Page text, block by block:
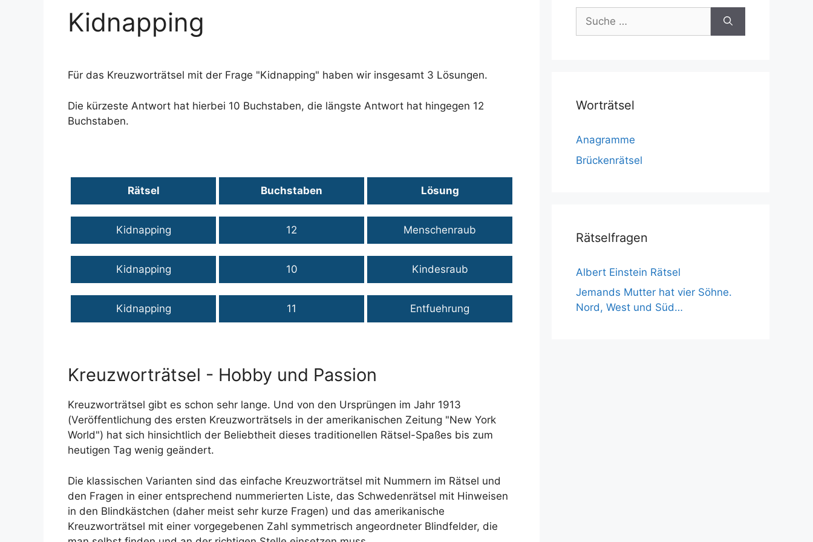
Kidnapping
Für das Kreuzworträtsel mit der Frage "Kidnapping" haben wir insgesamt 3 Lösungen.
Die kürzeste Antwort hat hierbei 10 Buchstaben, die längste Antwort hat hingegen 12
Buchstaben.
Rätsel Buchstaben Lösung
Kidnapping 12 Menschenraub
Kidnapping 10 Kindesraub
Kidnapping 11 Entfuehrung
Kreuzworträtsel - Hobby und Passion
Kreuzworträtsel gibt es schon sehr lange. Und von den Ursprüngen im Jahr 1913
(Veröffentlichung des ersten Kreuzworträtsels in der amerikanischen Zeitung "New York
World") hat sich hinsichtlich der Beliebtheit dieses traditionellen Rätsel-Spaßes bis zum
heutigen Tag wenig geändert.
Die klassischen Varianten sind das einfache Kreuzworträtsel mit Nummern im Rätsel und
den Fragen in einer entsprechend nummerierten Liste, das Schwedenrätsel mit Hinweisen
in den Blindkästchen (daher meist sehr kurze Fragen) und das amerikanische
Kreuzworträtsel mit einer vorgegebenen Zahl symmetrisch angeordneter Blindfelder, die
Suche
nach:
Worträtsel
Anagramme
Brückenrätsel
Rätselfragen
Albert Einstein Rätsel
Jemands Mutter hat vier Söhne.
Nord, West und Süd…